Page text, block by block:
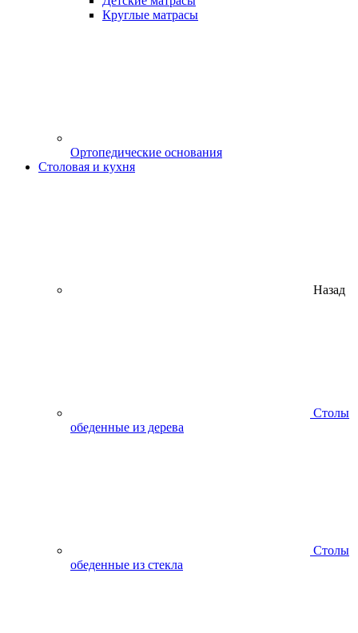
Круглые матрасы
Ортопедические основания
Столовая и кухня
Назад
Столы
обеденные из дерева
Столы
обеденные из стекла